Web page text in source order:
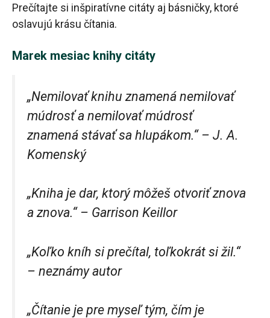
Prečítajte si inšpiratívne citáty aj básničky, ktoré
oslavujú krásu čítania.
Marek mesiac knihy citáty
„Nemilovať knihu znamená nemilovať
múdrosť a nemilovať múdrosť
znamená stávať sa hlupákom.“ – J. A.
Komenský
„Kniha je dar, ktorý môžeš otvoriť znova
a znova.“ – Garrison Keillor
„Koľko kníh si prečítal, toľkokrát si žil.“
– neznámy autor
„Čítanie je pre myseľ tým, čím je